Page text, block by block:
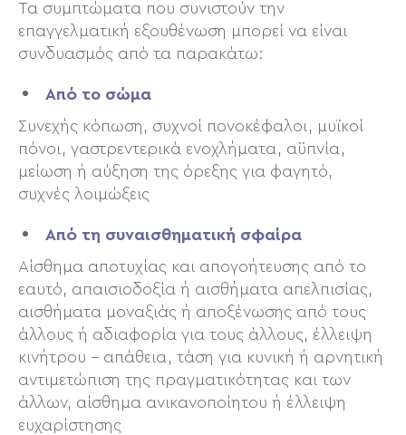
Τα συμπτώματα που συνιστούν την
επαγγελματική εξουθένωση μπορεί να είναι
συνδυασμός από τα παρακάτω:
Από το σώμα
Συνεχής κόπωση, συχνοί πονοκέφαλοι, μυϊκοί
πόνοι, γαστρεντερικά ενοχλήματα, αϋπνία,
μείωση ή αύξηση της όρεξης για φαγητό,
συχνές λοιμώξεις
Από τη συναισθηματική σφαίρα
Αίσθημα αποτυχίας και απογοήτευσης από το
εαυτό, απαισιοδοξία ή αισθήματα απελπισίας,
αισθήματα μοναξιάς ή αποξένωσης από τους
άλλους ή αδιαφορία για τους άλλους, έλλειψη
κινήτρου – απάθεια, τάση για κυνική ή αρνητική
αντιμετώπιση της πραγματικότητας και των
άλλων, αίσθημα ανικανοποίητου ή έλλειψη
ευχαρίστησης